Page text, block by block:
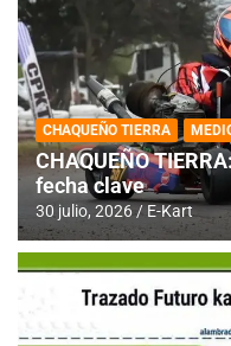
CHAQUEÑO TIERRA
CHAQUEÑO
fecha clave
30 julio, 2026 E-Kart